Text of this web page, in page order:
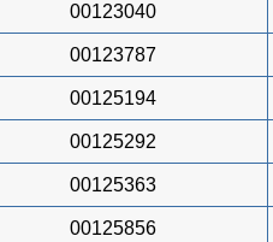
00123040
00123787
00125194
00125292
00125363
00125856